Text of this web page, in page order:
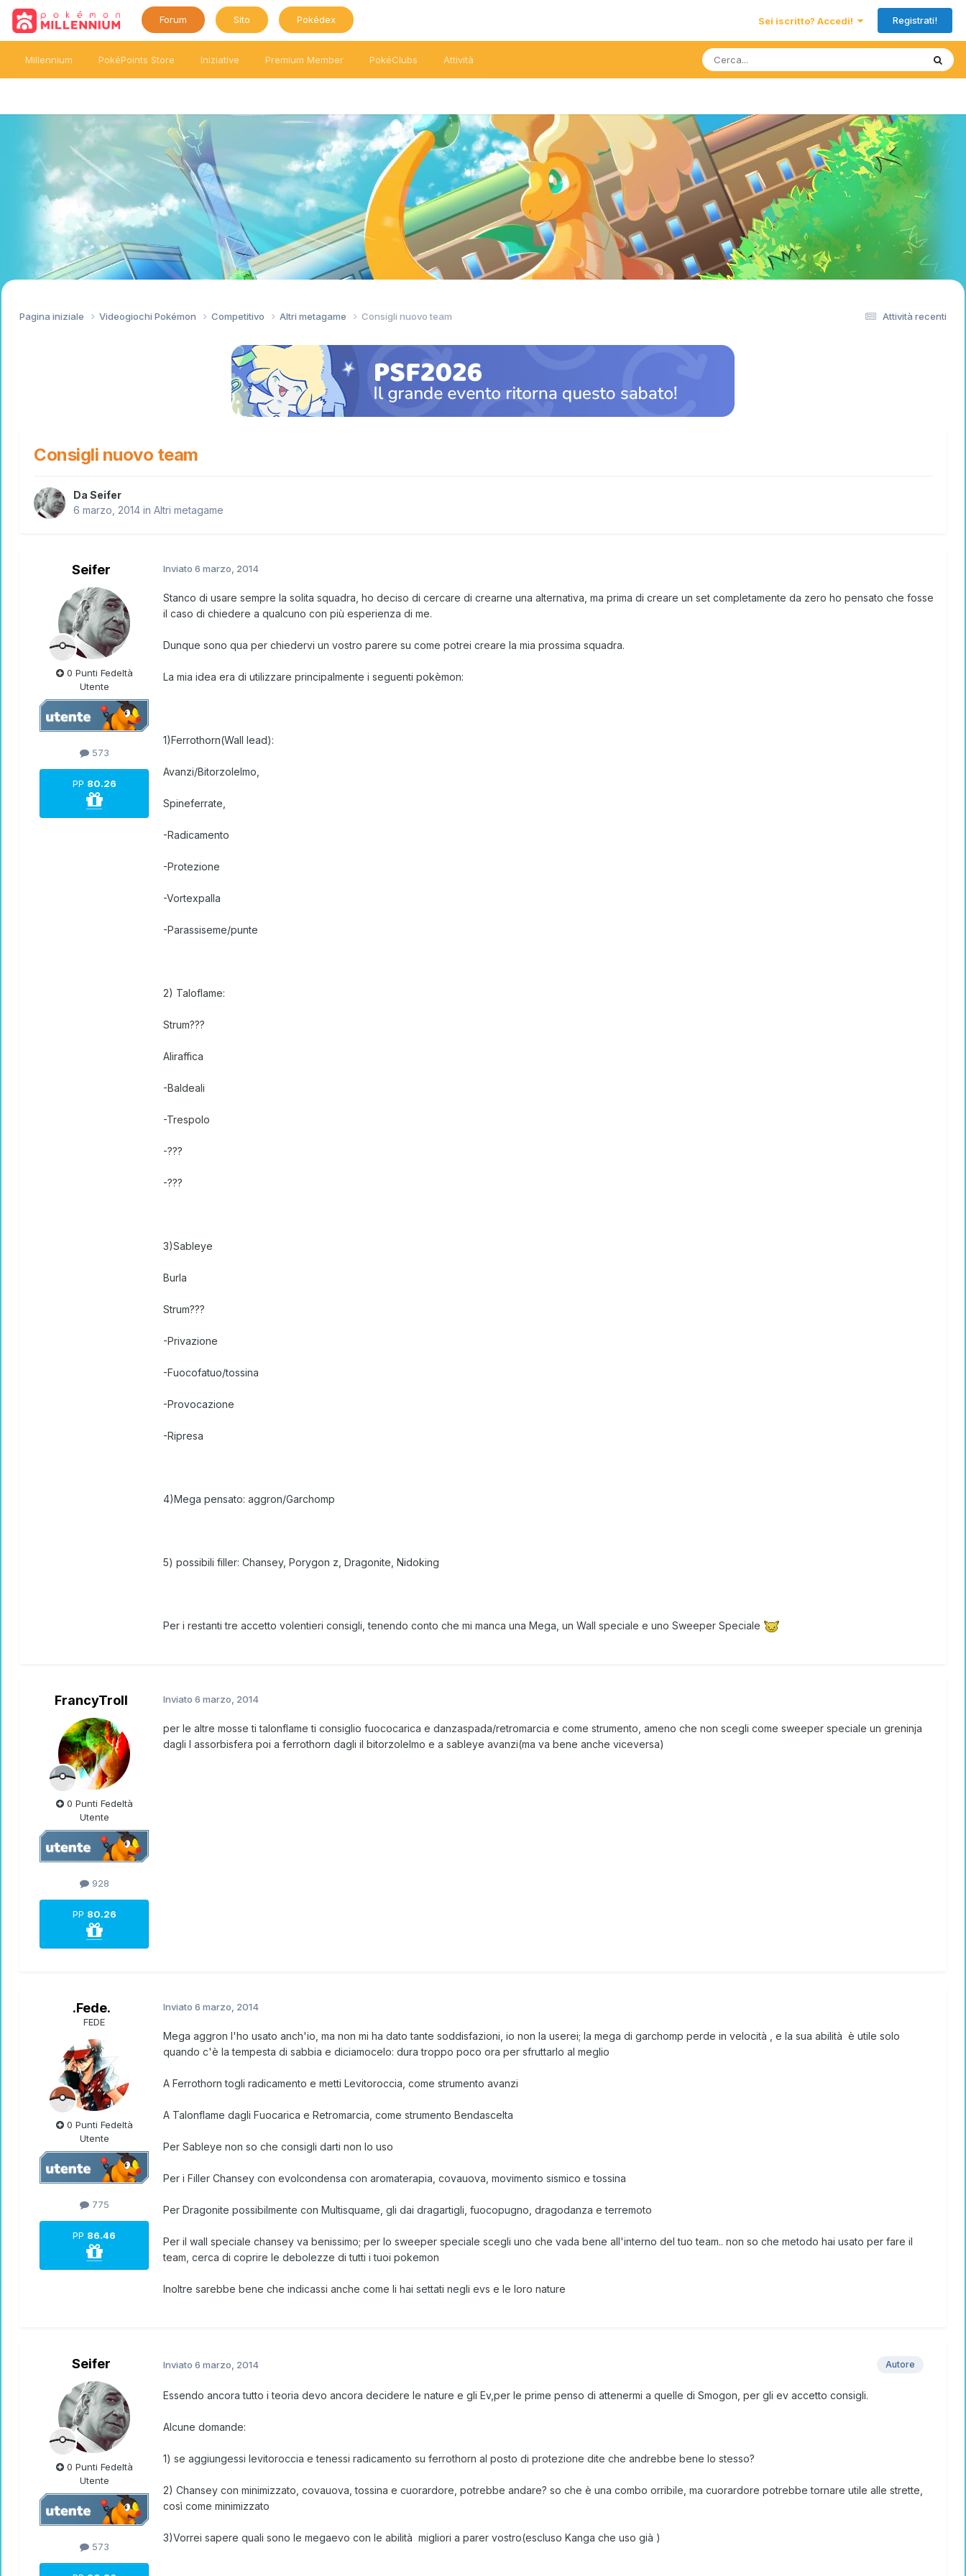
Forum Sito Pokédex Sei iscritto? Accedi! Registrati!
Millennium PokéPoints Store Iniziative Premium Member PokéClubs Attività
Attività recenti
Pagina iniziale Videogiochi Pokémon Competitivo Altri metagame Consigli nuovo team
Consigli nuovo team
Da Seifer
6 marzo, 2014 in Altri metagame
Seifer
0 Punti Fedeltà
Utente
573
PP 80.26
Inviato 6 marzo, 2014
Stanco di usare sempre la solita squadra, ho deciso di cercare di crearne una alternativa, ma prima di creare un set completamente da zero ho pensato che fosse
il caso di chiedere a qualcuno con più esperienza di me.
Dunque sono qua per chiedervi un vostro parere su come potrei creare la mia prossima squadra.
La mia idea era di utilizzare principalmente i seguenti pokèmon:
1)Ferrothorn(Wall lead):
Avanzi/Bitorzolelmo,
Spineferrate,
-Radicamento
-Protezione
-Vortexpalla
-Parassiseme/punte
2) Taloflame:
Strum???
Aliraffica
-Baldeali
-Trespolo
-???
-???
3)Sableye
Burla
Strum???
-Privazione
-Fuocofatuo/tossina
-Provocazione
-Ripresa
4)Mega pensato: aggron/Garchomp
5) possibili filler: Chansey, Porygon z, Dragonite, Nidoking
Per i restanti tre accetto volentieri consigli, tenendo conto che mi manca una Mega, un Wall speciale e uno Sweeper Speciale
FrancyTroll
0 Punti Fedeltà
Utente
928
PP 80.26
Inviato 6 marzo, 2014
per le altre mosse ti talonflame ti consiglio fuococarica e danzaspada/retromarcia e come strumento, ameno che non scegli come sweeper speciale un greninja
dagli l assorbisfera poi a ferrothorn dagli il bitorzolelmo e a sableye avanzi(ma va bene anche viceversa)
.Fede.
FEDE
0 Punti Fedeltà
Utente
775
PP 86.46
Inviato 6 marzo, 2014
Mega aggron l'ho usato anch'io, ma non mi ha dato tante soddisfazioni, io non la userei; la mega di garchomp perde in velocità , e la sua abilità è utile solo
quando c'è la tempesta di sabbia e diciamocelo: dura troppo poco ora per sfruttarlo al meglio
A Ferrothorn togli radicamento e metti Levitoroccia, come strumento avanzi
A Talonflame dagli Fuocarica e Retromarcia, come strumento Bendascelta
Per Sableye non so che consigli darti non lo uso
Per i Filler Chansey con evolcondensa con aromaterapia, covauova, movimento sismico e tossina
Per Dragonite possibilmente con Multisquame, gli dai dragartigli, fuocopugno, dragodanza e terremoto
Per il wall speciale chansey va benissimo; per lo sweeper speciale scegli uno che vada bene all'interno del tuo team.. non so che metodo hai usato per fare il
team, cerca di coprire le debolezze di tutti i tuoi pokemon
Inoltre sarebbe bene che indicassi anche come li hai settati negli evs e le loro nature
Seifer
0 Punti Fedeltà
Utente
573
Autore
Inviato 6 marzo, 2014
Essendo ancora tutto i teoria devo ancora decidere le nature e gli Ev,per le prime penso di attenermi a quelle di Smogon, per gli ev accetto consigli.
Alcune domande:
1) se aggiungessi levitoroccia e tenessi radicamento su ferrothorn al posto di protezione dite che andrebbe bene lo stesso?
2) Chansey con minimizzato, covauova, tossina e cuorardore, potrebbe andare? so che è una combo orribile, ma cuorardore potrebbe tornare utile alle strette,
così come minimizzato
3)Vorrei sapere quali sono le megaevo con le abilità migliori a parer vostro(escluso Kanga che uso già )